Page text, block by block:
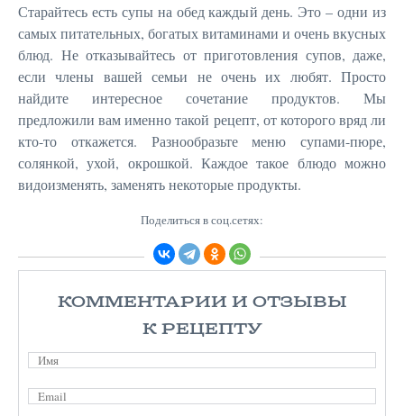
Старайтесь есть супы на обед каждый день. Это – одни из
самых питательных, богатых витаминами и очень вкусных
блюд. Не отказывайтесь от приготовления супов, даже,
если члены вашей семьи не очень их любят. Просто
найдите интересное сочетание продуктов. Мы
предложили вам именно такой рецепт, от которого вряд ли
кто-то откажется. Разнообразьте меню супами-пюре,
солянкой, ухой, окрошкой. Каждое такое блюдо можно
видоизменять, заменять некоторые продукты.
Поделиться в соц.сетях:
КОММЕНТАРИИ И ОТЗЫВЫ
К РЕЦЕПТУ